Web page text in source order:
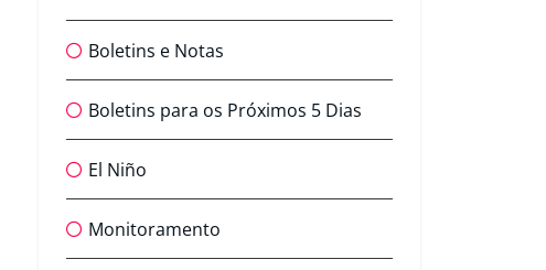
Boletins e Notas
Boletins para os Próximos 5 Dias
El Niño
Monitoramento